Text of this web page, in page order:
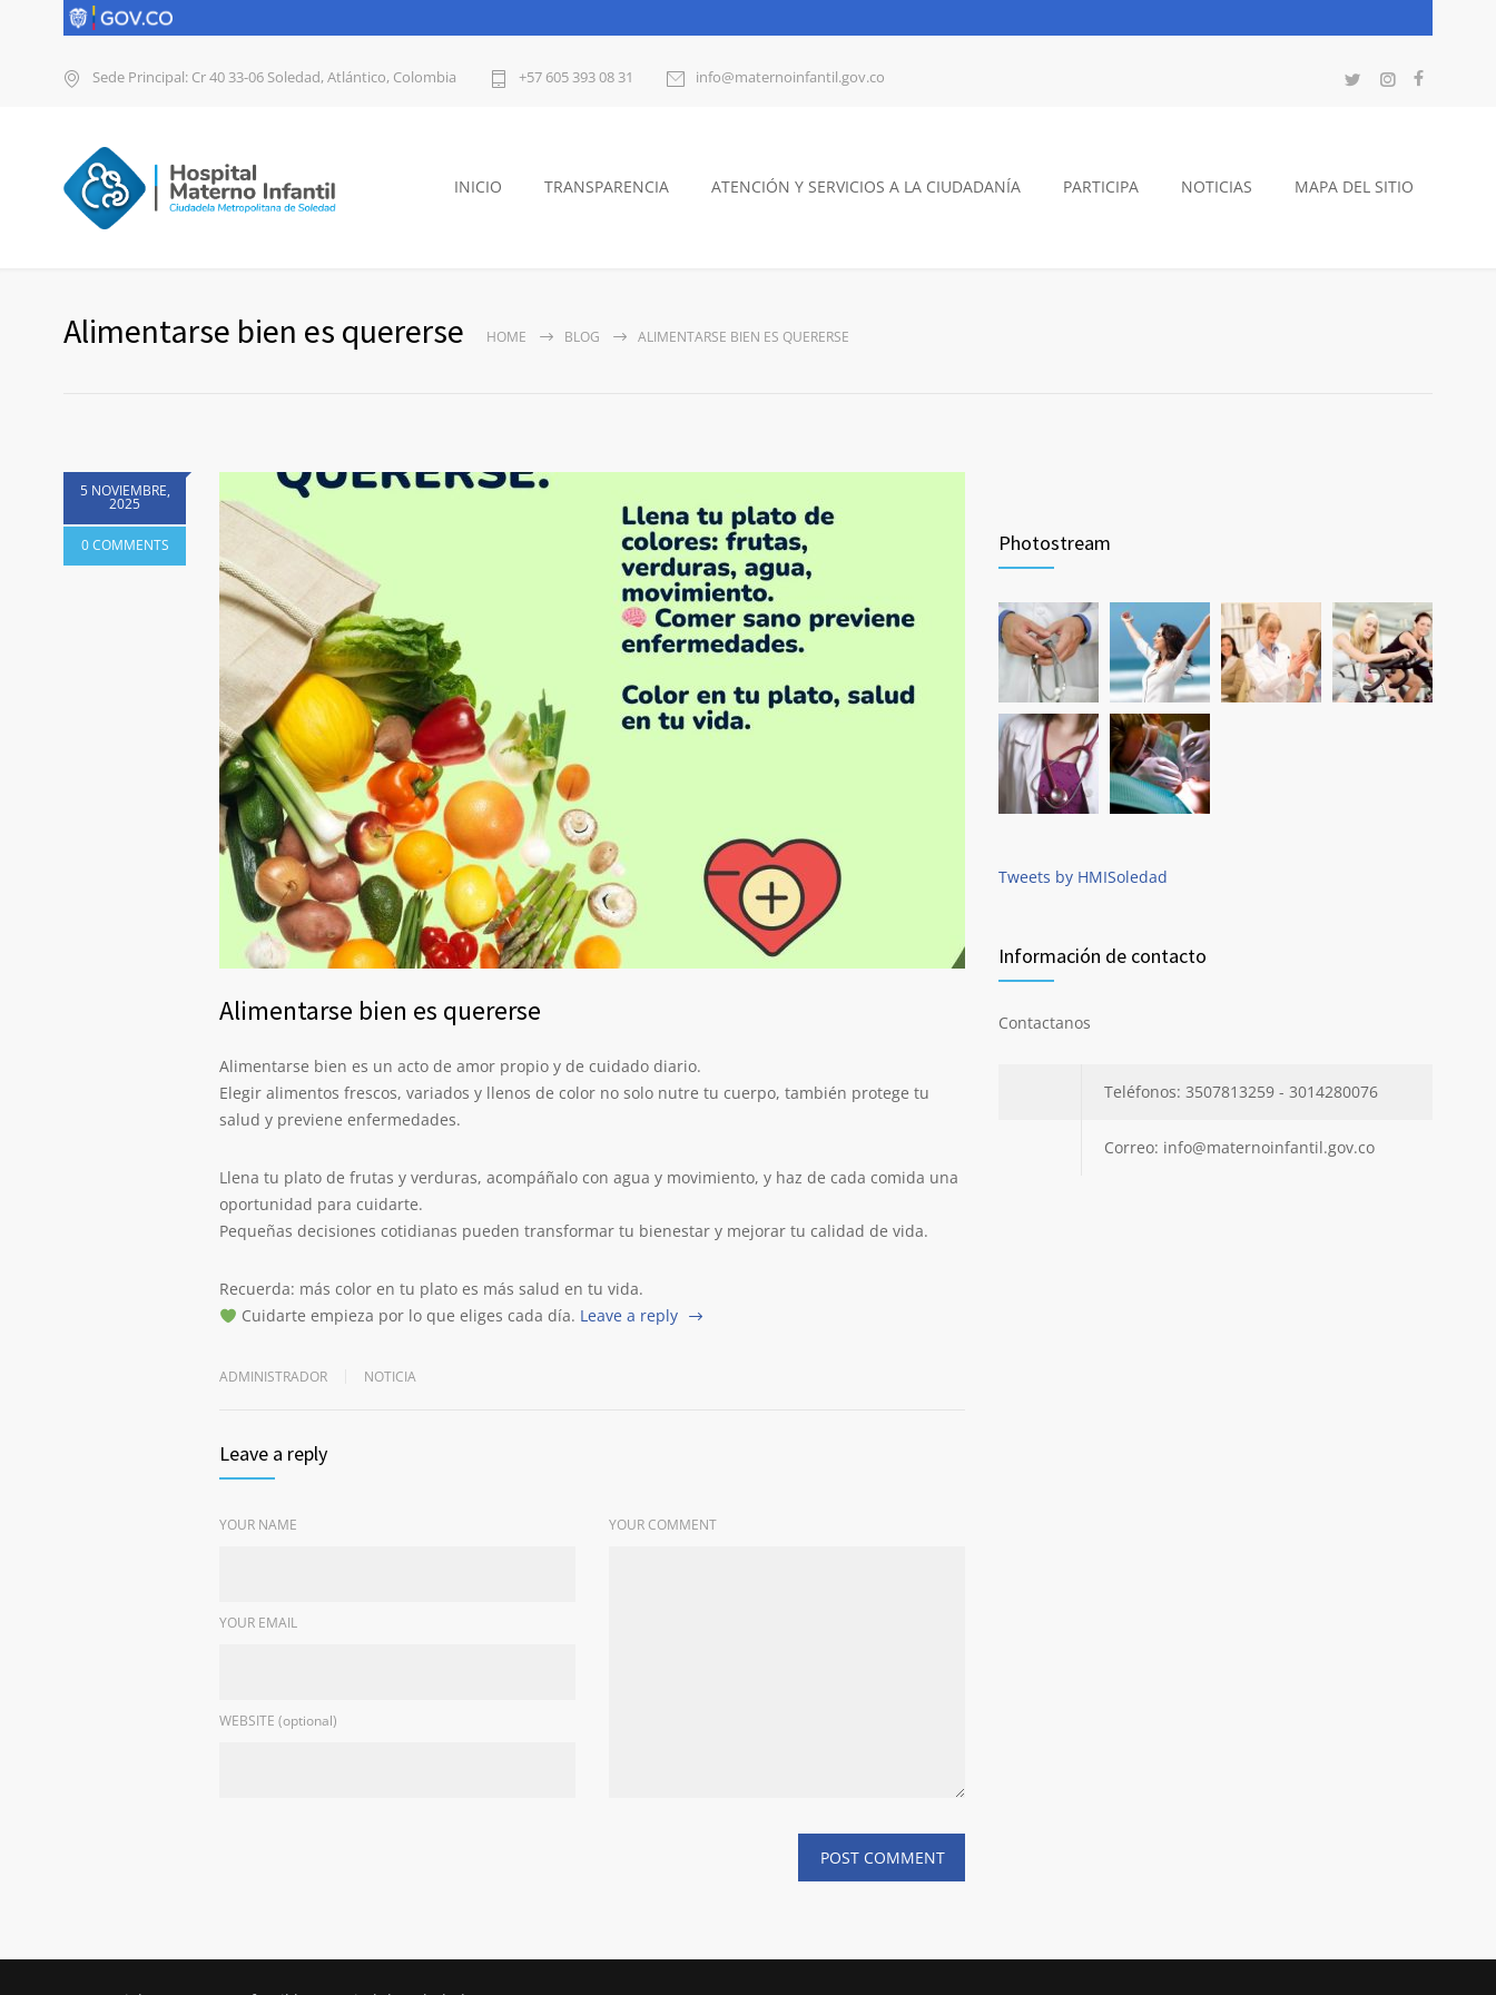
Sede Principal: Cr 40 33-06 Soledad, Atlántico, Colombia +57 605 393 08 31 info@maternoinfantil.gov.co
INICIO TRANSPARENCIA ATENCIÓN Y SERVICIOS A LA CIUDADANÍA PARTICIPA NOTICIAS MAPA DEL SITIO
Alimentarse bien es quererse HOME BLOG ALIMENTARSE BIEN ES QUERERSE
5 NOVIEMBRE,
2025
0 COMMENTS
Alimentarse bien es quererse
Alimentarse bien es un acto de amor propio y de cuidado diario.
Elegir alimentos frescos, variados y llenos de color no solo nutre tu cuerpo, también protege tu
salud y previene enfermedades.
Llena tu plato de frutas y verduras, acompáñalo con agua y movimiento, y haz de cada comida una
oportunidad para cuidarte.
Pequeñas decisiones cotidianas pueden transformar tu bienestar y mejorar tu calidad de vida.
Recuerda: más color en tu plato es más salud en tu vida.
Cuidarte empieza por lo que eliges cada día. Leave a reply
ADMINISTRADOR NOTICIA
Leave a reply
YOUR NAME
YOUR EMAIL
WEBSITE (optional)
YOUR COMMENT
Photostream
Tweets by HMISoledad
Información de contacto
Contactanos
Teléfonos: 3507813259 - 3014280076
Correo: info@maternoinfantil.gov.co